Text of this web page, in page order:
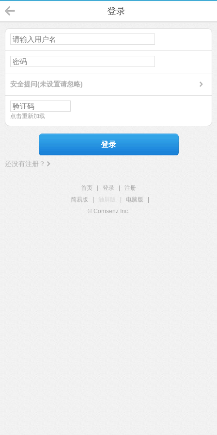
登录
安全提问(未设置请忽略)
点击重新加载
登录
还没有注册？
首页 登录
注册
简易版
触屏版 电脑版
© Comsenz Inc.